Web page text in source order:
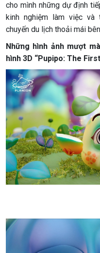
cho mình những dự định
kinh nghiệm làm việc
chuyến du lịch thoải mái
Những hình ảnh mượt
hình 3D “Pupipo: The